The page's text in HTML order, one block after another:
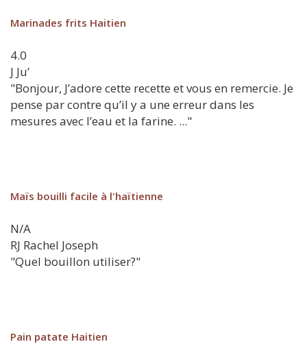
Marinades frits Haitien
4.0
J Ju’
"Bonjour, J’adore cette recette et vous en remercie. Je
pense par contre qu’il y a une erreur dans les
mesures avec l’eau et la farine. ..."
Maïs bouilli facile à l'haïtienne
N/A
RJ Rachel Joseph
"Quel bouillon utiliser?"
Pain patate Haitien